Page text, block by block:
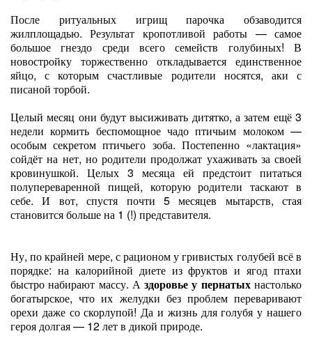
После ритуальных игрищ парочка обзаводится
жилплощадью. Результат кропотливой работы — самое
большое гнездо среди всего семейств голубиных! В
новостройку торжественно откладывается единственное
яйцо, с которым счастливые родители носятся, аки с
писаной торбой.
Целый месяц они будут высиживать дитятко, а затем ещё 3
недели кормить беспомощное чадо птичьим молоком —
особым секретом птичьего зоба. Постепенно «лактация»
сойдёт на нет, но родители продолжат ухаживать за своей
кровинушкой. Целых 3 месяца ей предстоит питаться
полупереваренной пищей, которую родители таскают в
себе. И вот, спустя почти 5 месяцев мытарств, стая
становится больше на 1 (!) представителя.
Ну, по крайней мере, с рационом у гривистых голубей всё в
порядке: на калорийной диете из фруктов и ягод птахи
быстро набирают массу. Аздоровье у пернатыхнастолько
богатырское, что их желудки без проблем переваривают
орехи даже со скорлупой! Да и жизнь для голубя у нашего
героя долгая — 12 лет в дикой природе.